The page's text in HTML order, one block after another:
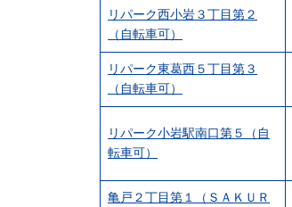
リパーク西小岩３丁目第２
（自転車可）
リパーク東葛西５丁目第３
（自転車可）
リパーク小岩駅南口第５（自
転車可）
亀戸２丁目第１（ＳＡＫＵＲ